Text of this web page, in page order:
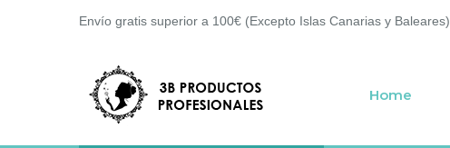
Envío gratis superior a 100€ (Excepto Islas Canarias y Baleares)
Home